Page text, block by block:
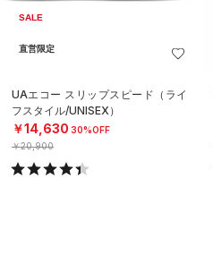
SALE
直営限定
UAエコー スリップスピード（ライ
フスタイル/UNISEX）
￥14,630 30%OFF
￥20,900